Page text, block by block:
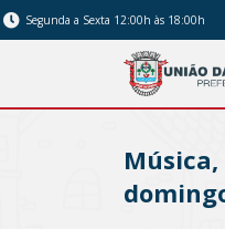
Segunda a Sexta 12:00h às 18:00h